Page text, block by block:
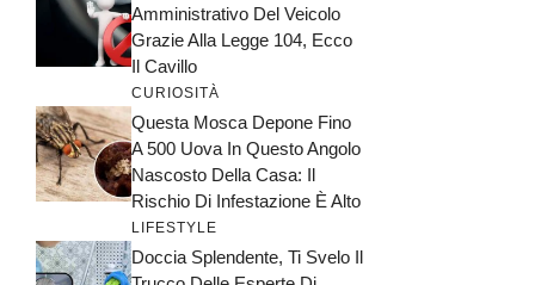
Amministrativo Del Veicolo
Grazie Alla Legge 104, Ecco
Il Cavillo
CURIOSITÀ
Questa Mosca Depone Fino
A 500 Uova In Questo Angolo
Nascosto Della Casa: Il
Rischio Di Infestazione È Alto
LIFESTYLE
Doccia Splendente, Ti Svelo Il